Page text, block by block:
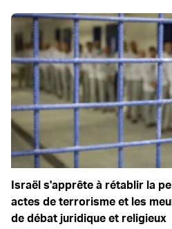
Israël s'apprête à rétablir la
actes de terrorisme et les
de débat juridique et religieux